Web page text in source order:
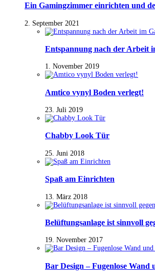
Ein Gamingzimmer einrichten und
2. September 2021
Entspannung nach der Arbeit
1. November 2019
Amtico vynyl Boden verlegt!
23. Juli 2019
Chabby Look Tür
25. Juni 2018
Spaß am Einrichten
13. März 2018
Belüftungsanlage ist sinnvoll
19. November 2017
Bar Design – Fugenlose Wand